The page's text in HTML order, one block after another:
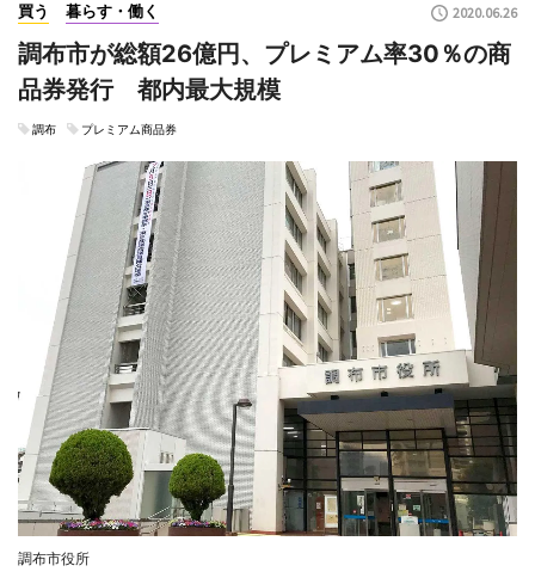
買う 暮らす・働く 2020.06.26
調布市が総額26億円、プレミアム率30％の商
品券発行 都内最大規模
調布 プレミアム商品券
調布市役所